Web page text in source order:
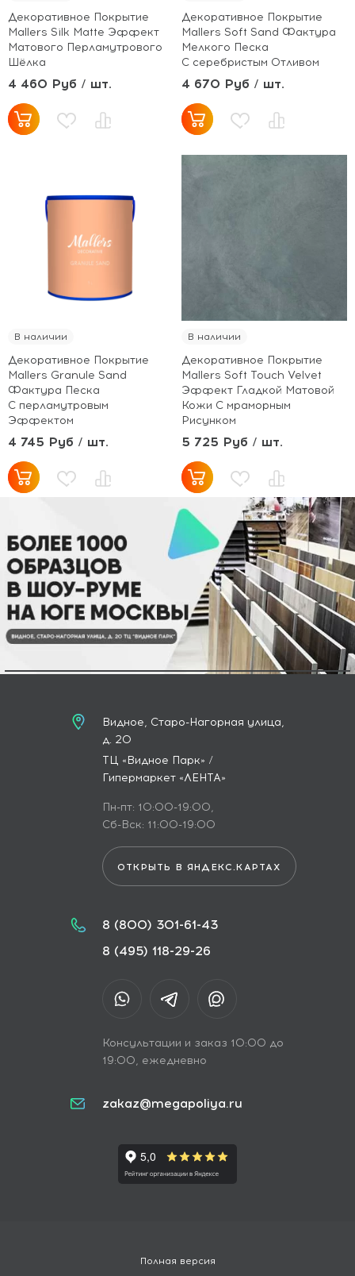
Декоративное Покрытие
Mallers Silk Matte Эффект
Матового Перламутрового
Шёлка
4 460 Руб / шт.
Декоративное Покрытие
Mallers Soft Sand Фактура
Мелкого Песка
С серебристым Отливом
4 670 Руб / шт.
В наличии
Декоративное Покрытие
Mallers Granule Sand
Фактура Песка
С перламутровым
Эффектом
4 745 Руб / шт.
В наличии
Декоративное Покрытие
Mallers Soft Touch Velvet
Эффект Гладкой Матовой
Кожи С мраморным
Рисунком
5 725 Руб / шт.
Видное, Старо-Нагорная улица,
д. 20
ТЦ «Видное Парк» /
Гипермаркет «ЛЕНТА»
Пн-пт: 10:00-19:00,
Сб-Вск: 11:00-19:00
ОТКРЫТЬ В ЯНДЕКС.КАРТАХ
8 (800) 301-61-43
8 (495) 118-29-26
Консультации и заказ 10:00 до
19:00, ежедневно
zakaz@megapoliya.ru
Полная версия